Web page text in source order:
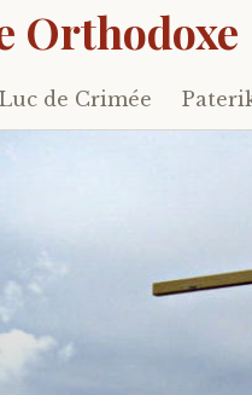
Orthodoxe
de Crimée